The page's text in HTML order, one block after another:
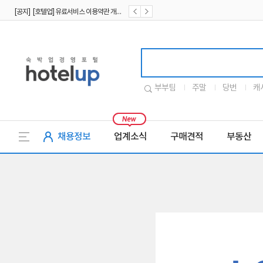
부부팀 주말 당번 캐
채용정보 업계소식 구매견적 부동산